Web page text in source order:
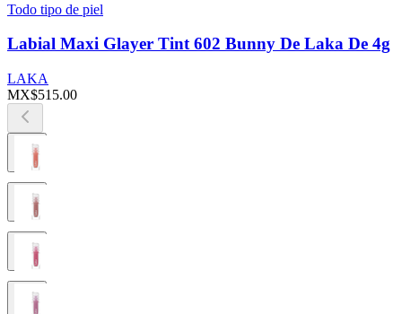
Todo tipo de piel
Labial Maxi Glayer Tint 602 Bunny De Laka De 4g
LAKA
MX$515.00